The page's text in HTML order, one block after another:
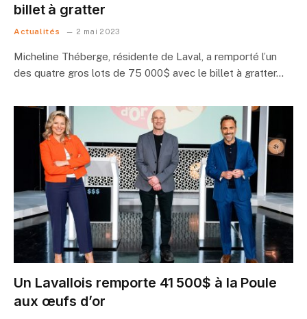
billet à gratter
Actualités 2 mai 2023
Micheline Théberge, résidente de Laval, a remporté l’un
des quatre gros lots de 75 000$ avec le billet à gratter…
Un Lavallois remporte 41 500$ à la Poule
aux œufs d’or